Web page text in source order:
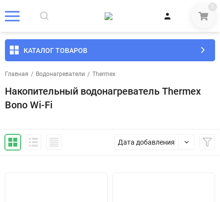
0
КАТАЛОГ ТОВАРОВ
Главная / Водонагреватели / Thermex
Накопительный водонагреватель Thermex
Bono Wi-Fi
Дата добавления